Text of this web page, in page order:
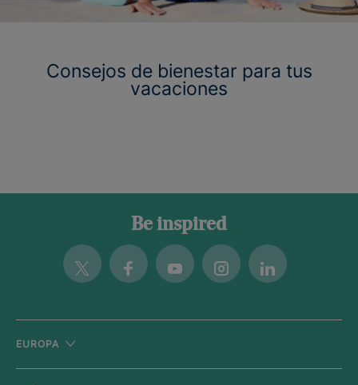
Consejos de bienestar para tus
vacaciones
Be inspired
Twitter FacebookYoutubeInstagramLinkedin
EUROPA